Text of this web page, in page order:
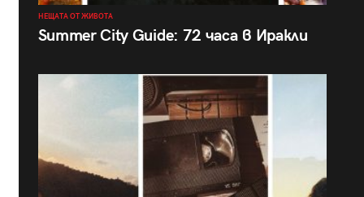
НЕЩАТА ОТ ЖИВОТА
Summer City Guide: 72 часа в Иракли